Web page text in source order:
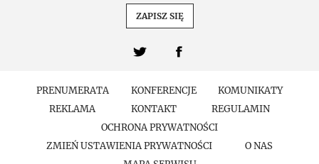
PRENUMERATA KONFERENCJE
KOMUNIKATY
REKLAMA
KONTAKT
REGULAMIN
OCHRONA PRYWATNOŚCI
ZMIEŃ USTAWIENIA PRYWATNOŚCI
O NAS